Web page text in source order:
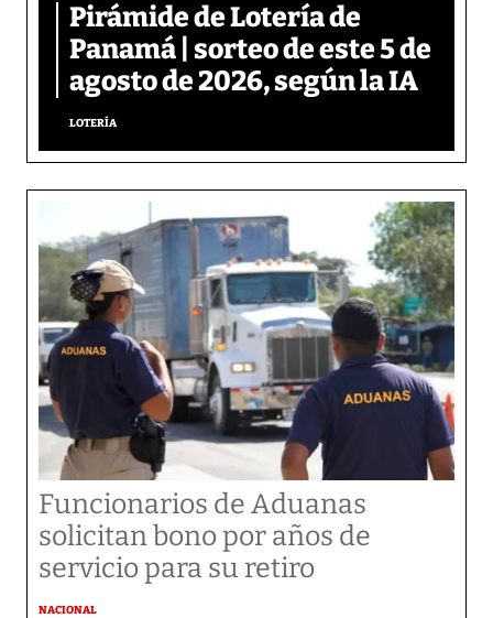
Pirámide de Lotería de
Panamá | sorteo de este 5 de
agosto de 2026, según la IA
LOTERÍA
Funcionarios de Aduanas
solicitan bono por años de
servicio para su retiro
NACIONAL